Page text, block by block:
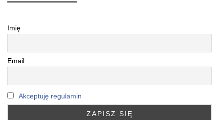
Imię
Email
Akceptuję regulamin